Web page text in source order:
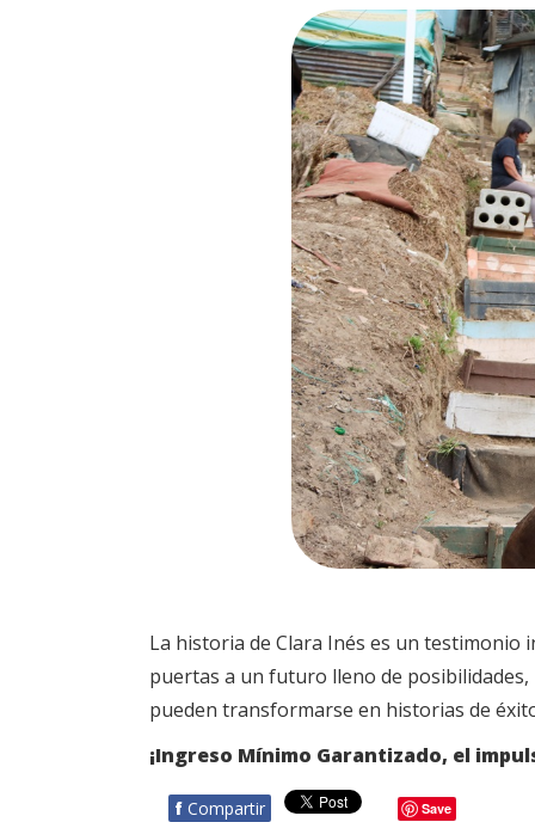
La historia de Clara Inés es un
puertas a un futuro lleno de
pueden transformarse en historias de
¡Ingreso Mínimo Garantizado, el
f Compartir Save